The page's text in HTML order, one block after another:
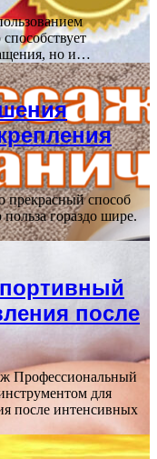
но и…
прекрасный способ
польза гораздо шире.
после
Профессиональный
для
после интенсивных